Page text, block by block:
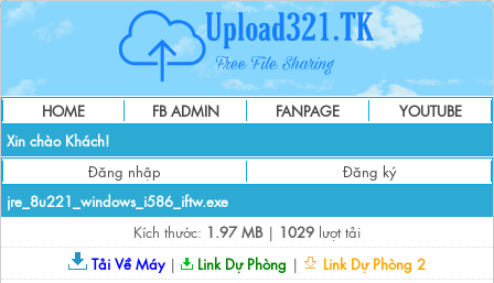
HOME FB ADMIN FANPAGE
YOUTUBE
Xin chào Khách!
Đăng nhập
Đăng ký
jre_8u221_windows_i586_iftw.exe
Kích thước: 1.97 MB| 1029 lượt tải
Tải Về Máy| Link Dự Phòng |
Link Dự Phòng 2